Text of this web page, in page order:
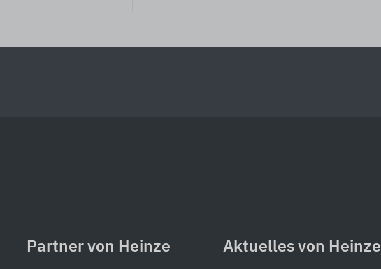
Partner von Heinze Aktuelles von Heinze